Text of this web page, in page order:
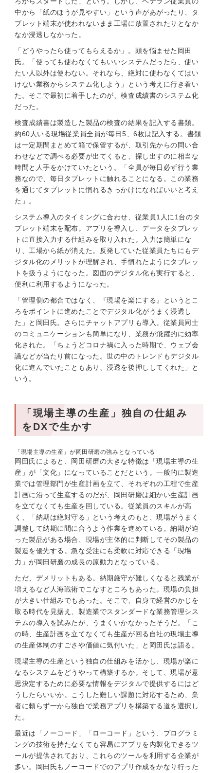
中から「紙のほうが見やすい」という声があがったり、タ
ブレット端末が使われないまま工場に放置されたりとなか
なか浸透しなかった。
「どうやったら使ってもらえるか」。頭を悩ませた岡田
氏。「使っても使わなくてもいいシステムだったら、使い
たい人以外は使わない。それなら、絶対に使わなくてはい
けない業務からシステム化しよう」という考えに行き着い
た。そこで最初に着手したのが、検査成績書のシステム化
だった。
検査成績書は製造した製品の検査の結果を記入する書類。
約60人いる現場従業員全員が毎日5、6枚は記入する。書類
は一定期間まとめて箱で保管するが、取引先からの問い合
わせなどで調べる必要が出てくると、探し出すのに相当な
時間と人手をかけていたという。「全員が毎日必ず行う業
務なので、毎日タブレットに触れることになる。この業務
を通じてタブレットに慣れるきっかけになればいいと考え
た」。
システム導入のタイミングに合わせ、従業員1人に1台のタ
ブレット端末を配布。アプリを導入し、データをタブレッ
トに直接入力する仕組みを取り入れた。入力は簡単にな
り、工場から紙が消えた。反発していた従業員たちにもデ
ジタル化のメリットが理解され、手慣れたようにタブレッ
トを扱うようになった。図面のデジタル化も実行すると、
便利に利用するようになった。
「管理側の都合ではなく、『現場を楽にする』というとこ
ろをポイントに進めたことでデジタル化がうまく浸透し
た」と岡田氏。さらにチャットアプリも導入。従業員同士
のコミュニケーションも簡単になり、業務が飛躍的に効率
化された。「ちょうどコロナ禍に入った時期で、ウェブ会
議などが当たり前になった。世の中のトレンドもデジタル
化に進んでいたこともあり、浸透を後押ししてくれた」と
いう。
「現場主導の生産」独自の仕組み
をDXで生かす
「現場主導の生産」が岡田研磨の強みとなっている
岡田氏によると、岡田研磨の大きな特徴は「現場主導の生
産」が「文化」になっていることだという。一般的に製造
業では管理部門が生産計画を立て、それぞれの工程で生産
計画に沿って生産するのだが、岡田研磨は細かい生産計画
を立てなくても生産を回している。従業員のスキルが高
く、「納期は絶対守る」という考えのもと、現場がうまく
調整して納期に間に合うよう作業を進めている。納期が迫
った製品がある場合、現場が主体的に判断してその製品の
製造を優先する。急な受注にも柔軟に対応できる「現場
力」が岡田研磨の成長の原動力となっている。
ただ、デメリットもある。納期厳守が難しくなると残業が
増えるなど人海戦術でこなすところもあった。現場の負担
が大きい仕組みでもあった。そこで、自身で経営のかじを
取る時代を見据え、製造業でスタンダードな業務管理シス
テムの導入を試みたが、うまくいかなかったそうだ。「こ
の時、生産計画を立てなくても生産が回る自社の現場主導
の生産体制のすごさや価値に気付いた」と岡田氏は語る。
現場主導の生産という独自の仕組みを活かし、現場が楽に
なるシステムをどうやって構築するか。そして、現場が意
思決定するために必要な情報をデジタルで提供するにはど
うしたらいいか。こうした難しい課題に対応するため、業
者に頼らず一から独自で業務アプリを構築する道を選択し
た。
最近は「ノーコード」「ローコード」という、プログラミ
ングの技術を持たなくても容易にアプリを内製化できるツ
ールが提供されており、これらのツールを利用する企業が
多い。岡田氏もノーコードでのアプリ作成をかなり行った